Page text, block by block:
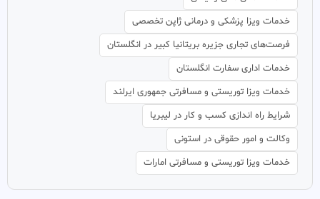
خدمات ویزا پزشکی و درمانی ژاپن تخصصی
فرصت‌های تجاری جزیره بریتانیا کبیر در انگلستان
خدمات اداری سفارت انگلستان
خدمات ویزا توریستی و مسافرتی جمهوری ایرلند
شرایط راه اندازی کسب و کار در لیبریا
وکالت و امور حقوقی در استونی
خدمات ویزا توریستی و مسافرتی امارات